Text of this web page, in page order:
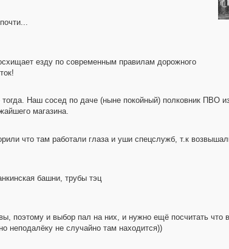
езду по современным правилам дорожного
Наш сосед по даче (ныне покойный) полковник ПВО
магазина.
что там работали глаза и уши спецслужб, т.к
башни, трубы тэц
поэтому и выбор пал на них, и нужно ещё посчитать что
неподалёку не случайно там находится))